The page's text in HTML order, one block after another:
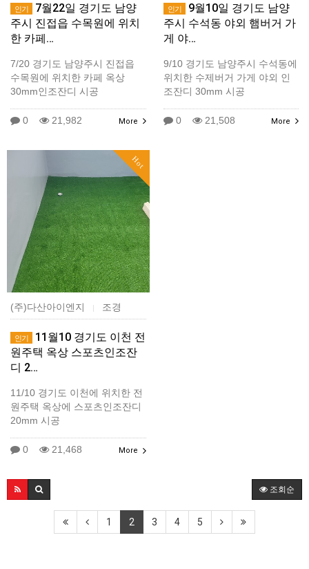
인기
7월22일 경기도 남양
주시 진접읍 수목원에 위치
한 카페…
7/20 경기도 남양주시 진접읍
수목원에 위치한 카페 옥상
30mm인조잔디 시공
0 21,982 More
인기
9월10일 경기도 남양
주시 수석동 야외 햄버거 가
게 야…
9/10 경기도 남양주시 수석동에
위치한 수제버거 가게 야외 인
조잔디 30mm 시공
0 21,508 More
Hot
(주)다산아이엔지 | 조경
인기
11월10 경기도 이천 전
원주택 옥상 스포츠인조잔
디 2…
11/10 경기도 이천에 위치한 전
원주택 옥상에 스포츠인조잔디
20mm 시공
0 21,468 More
조회순
1 2 3 4 5